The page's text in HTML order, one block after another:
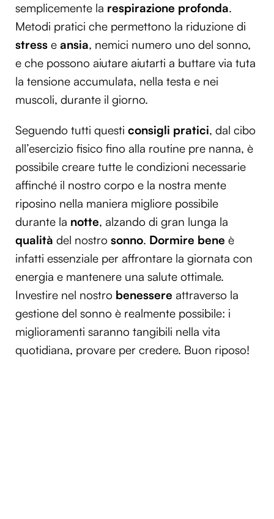
semplicemente la respirazione profonda.
Metodi pratici che permettono la riduzione di
stress e ansia, nemici numero uno del sonno,
e che possono aiutare aiutarti a buttare via tuta
la tensione accumulata, nella testa e nei
muscoli, durante il giorno.
Seguendo tutti questi consigli pratici, dal cibo
all’esercizio fisico fino alla routine pre nanna, è
possibile creare tutte le condizioni necessarie
affinché il nostro corpo e la nostra mente
riposino nella maniera migliore possibile
durante la notte, alzando di gran lunga la
qualità del nostro sonno. Dormire bene è
infatti essenziale per affrontare la giornata con
energia e mantenere una salute ottimale.
Investire nel nostro benessere attraverso la
gestione del sonno è realmente possibile: i
miglioramenti saranno tangibili nella vita
quotidiana, provare per credere. Buon riposo!